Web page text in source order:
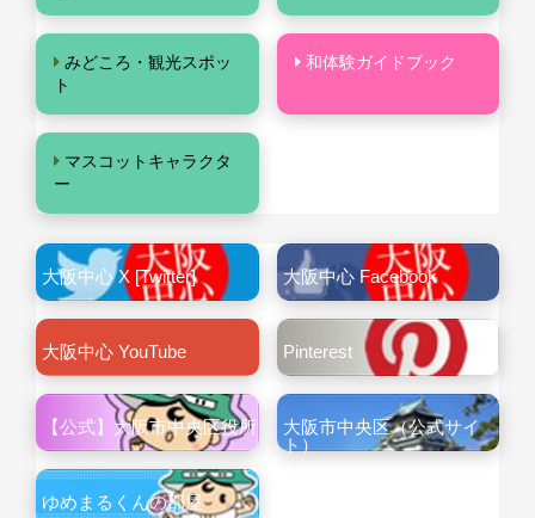
みどころ・観光スポッ
ト
和体験ガイドブック
マスコットキャラクタ
ー
大阪中心 X [Twitter] 大阪中心 Facebook
大阪中心 YouTube Pinterest
【公式】大阪市中央区役所
大阪市中央区（公式サイ
ト）
ゆめまるくんの部屋